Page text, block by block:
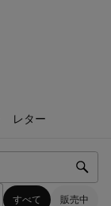
レター
すべて 販売中